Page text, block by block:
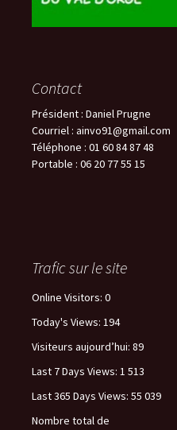
Contact
Président : Daniel Prugne
Courriel : ainvo91@gmail.com
Téléphone : 01 60 84 87 48
Portable : 06 20 77 55 15
Trafic sur le site
Online Visitors: 0
Today's Views: 194
Visiteurs aujourd’hui: 89
Last 7 Days Views: 1 513
Last 365 Days Views: 55 039
Nombre total de